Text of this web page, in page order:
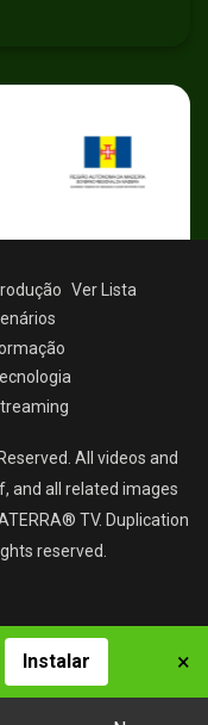
VerLista
All videos and
and all related images
TV. Duplication
reserved.
Instalar ×